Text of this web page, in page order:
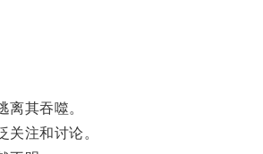
其吞噬。
注和讨论。